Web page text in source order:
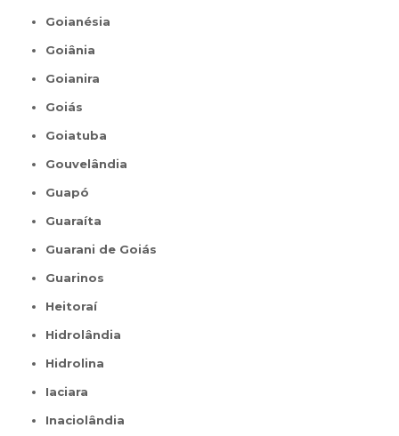
Goianésia
Goiânia
Goianira
Goiás
Goiatuba
Gouvelândia
Guapó
Guaraíta
Guarani de Goiás
Guarinos
Heitoraí
Hidrolândia
Hidrolina
Iaciara
Inaciolândia